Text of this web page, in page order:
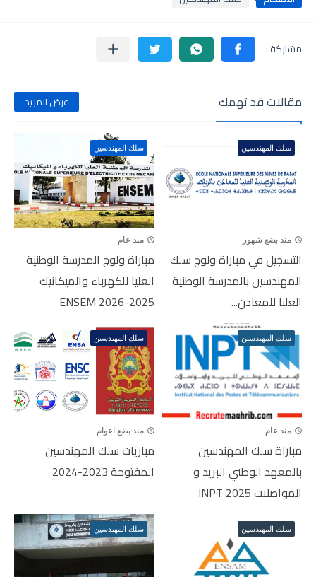
مقالات قد تهمك عرض المزيد
سلك المهندسين
منذ بضع شهور
التسجيل في مباراة ولوج سلك
المهندسين بالمدرسة الوطنية
العليا للمعادن...
سلك المهندسين
منذ عام
مباراة ولوج المدرسة الوطنية
العليا للكهرباء والميكانيك
2025-2026 ENSEM
سلك المهندسين
منذ عام
مباراة سلك المهندسين
بالمعهد الوطني البريد و
المواصلات INPT 2025
سلك المهندسين
منذ بضع اعوام
مباريات سلك المهندسين
المفتوحة 2023-2024
سلك المهندسين سلك المهندسين